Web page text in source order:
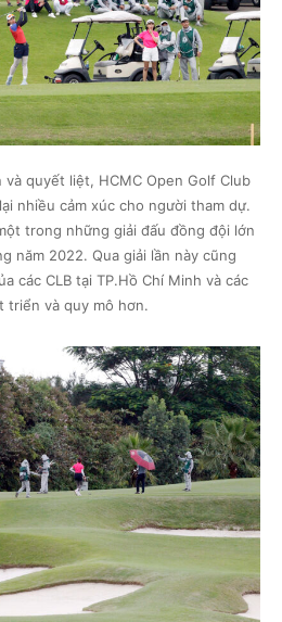
và quyết liệt, HCMC Open Golf Club
nhiều cảm xúc cho người tham dự.
trong những giải đấu đồng đội lớn
năm 2022. Qua giải lần này cũng
các CLB tại TP.Hồ Chí Minh và các
triển và quy mô hơn.